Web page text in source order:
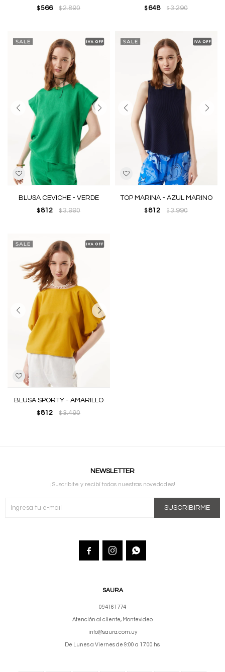
$566 $2.890 $ 648 $3.290
BLUSA CEVICHE - VERDE
$ 812 $3.990
TOP MARINA - AZUL MARINO
$ 812 $3.990
BLUSA SPORTY - AMARILLO
$ 812 $3.490
SAURA
094161774
Atención al cliente, Montevideo
info@saura.com.uy
De Lunes a Viernes de 9:00 a 17:00 hs.
NEWSLETTER
¡Suscribite y recibí todas nuestras novedades!
SUSCRIBIRME
  